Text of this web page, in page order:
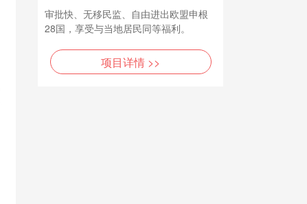
审批快、无移民监、自由进出欧盟申根
28国，享受与当地居民同等福利。
项目详情 >>